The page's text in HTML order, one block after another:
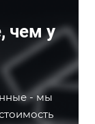
чем у
- мы